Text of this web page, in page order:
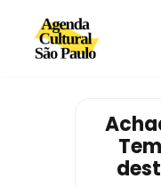
Avançar